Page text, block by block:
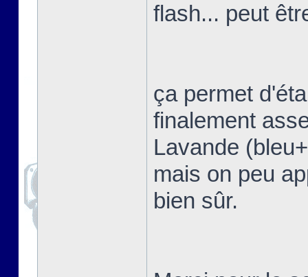
flash... peut
ça permet
finalement
Lavande
mais on peu
bien sûr.